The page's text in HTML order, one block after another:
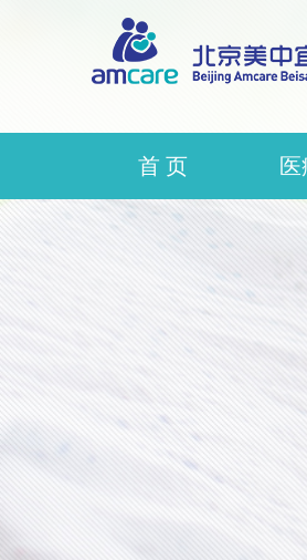
首 页